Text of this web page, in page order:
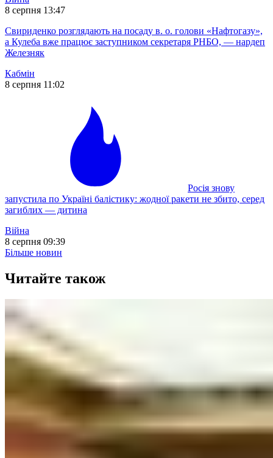
8 серпня 13:47
Свириденко розглядають на посаду в. о. голови «Нафтогазу»,
а Кулеба вже працює заступником секретаря РНБО, — нардеп
Железняк
Кабмін
8 серпня 11:02
Росія знову
запустила по Україні балістику: жодної ракети не збито, серед
загиблих — дитина
Війна
8 серпня 09:39
Більше новин
Читайте також